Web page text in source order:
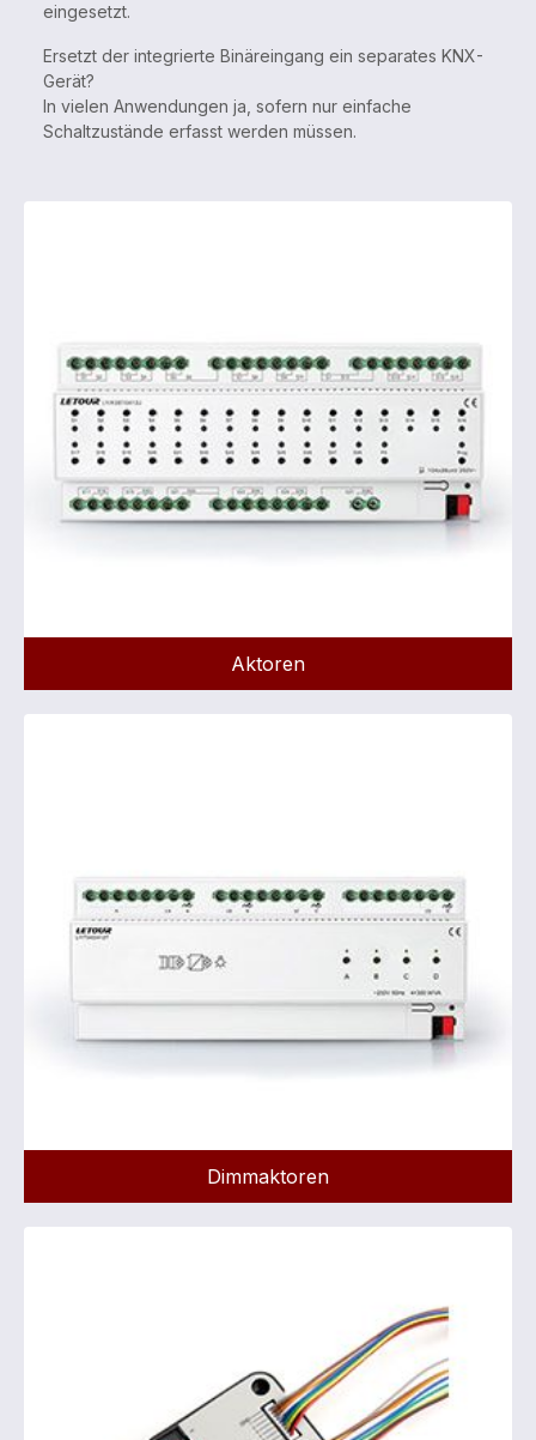
eingesetzt.
Ersetzt der integrierte Binäreingang ein separates KNX-
Gerät?
In vielen Anwendungen ja, sofern nur einfache
Schaltzustände erfasst werden müssen.
Aktoren
Dimmaktoren